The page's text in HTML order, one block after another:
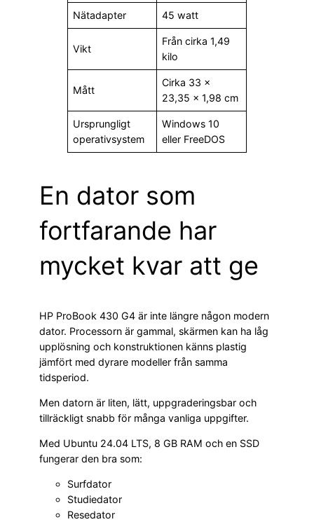
Nätadapter 45 watt
Vikt
Från cirka 1,49
kilo
Mått
Cirka 33 ×
23,35 × 1,98 cm
Ursprungligt
operativsystem
Windows 10
eller FreeDOS
En dator som
fortfarande har
mycket kvar att ge
HP ProBook 430 G4 är inte längre någon modern
dator. Processorn är gammal, skärmen kan ha låg
upplösning och konstruktionen känns plastig
jämfört med dyrare modeller från samma
tidsperiod.
Men datorn är liten, lätt, uppgraderingsbar och
tillräckligt snabb för många vanliga uppgifter.
Med Ubuntu 24.04 LTS, 8 GB RAM och en SSD
fungerar den bra som:
Surfdator
Studiedator
Resedator